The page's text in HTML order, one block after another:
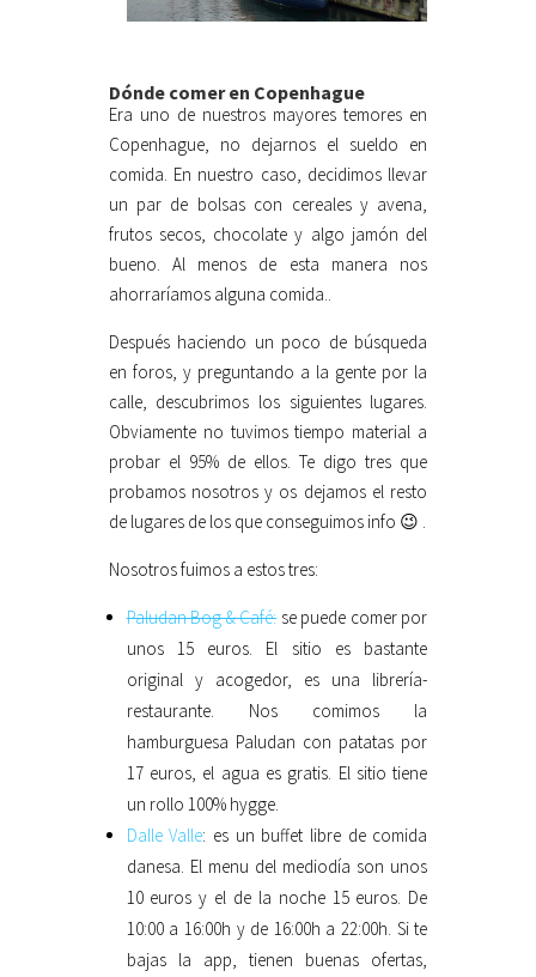
Dónde comer en Copenhague
Era uno de nuestros mayores temores en
Copenhague, no dejarnos el sueldo en
comida. En nuestro caso, decidimos llevar
un par de bolsas con cereales y avena,
frutos secos, chocolate y algo jamón del
bueno. Al menos de esta manera nos
ahorraríamos alguna comida..
Después haciendo un poco de búsqueda
en foros, y preguntando a la gente por la
calle, descubrimos los siguientes lugares.
Obviamente no tuvimos tiempo material a
probar el 95% de ellos. Te digo tres que
probamos nosotros y os dejamos el resto
de lugares de los que conseguimos info 😉 .
Nosotros fuimos a estos tres:
Paludan Bog & Café:se puede comer por
unos 15 euros. El sitio es bastante
original y acogedor, es una librería-
restaurante. Nos comimos la
hamburguesa Paludan con patatas por
17 euros, el agua es gratis. El sitio tiene
un rollo 100% hygge.
Dalle Valle: es un buffet libre de comida
danesa. El menu del mediodía son unos
10 euros y el de la noche 15 euros. De
10:00 a 16:00h y de 16:00h a 22:00h. Si te
bajas la app, tienen buenas ofertas,